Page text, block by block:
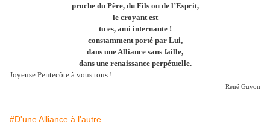
proche du Père, du Fils ou de l’Esprit,
le croyant est
– tu es, ami internaute ! –
constamment porté par Lui,
dans une Alliance sans faille,
dans une renaissance perpétuelle.
Joyeuse Pentecôte à vous tous !
René Guyon
#D'une Alliance à l'autre